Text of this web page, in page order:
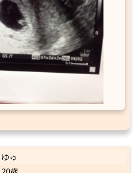
ゆゅ